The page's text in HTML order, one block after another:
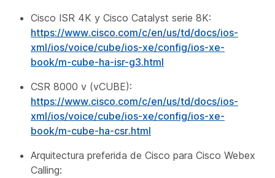
Cisco ISR 4K y Cisco Catalyst serie 8K:
https://www.cisco.com/c/en/us/td/docs/ios-
xml/ios/voice/cube/ios-xe/config/ios-xe-
book/m-cube-ha-isr-g3.html
CSR 8000 v (vCUBE):
https://www.cisco.com/c/en/us/td/docs/ios-
xml/ios/voice/cube/ios-xe/config/ios-xe-
book/m-cube-ha-csr.html
Arquitectura preferida de Cisco para Cisco Webex
Calling: